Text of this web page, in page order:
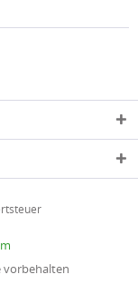
vorbehalten